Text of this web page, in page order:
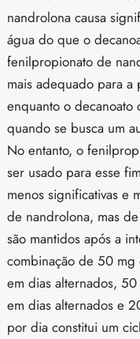
nandrolona causa
água do que o
fenilpropionato de
mais adequado para a
enquanto o
quando se busca um
No entanto, o
ser usado para esse
menos significativas e
de nandrolona, mas
são mantidos após a
combinação de 50
em dias alternados,
em dias alternados e
por dia constitui um